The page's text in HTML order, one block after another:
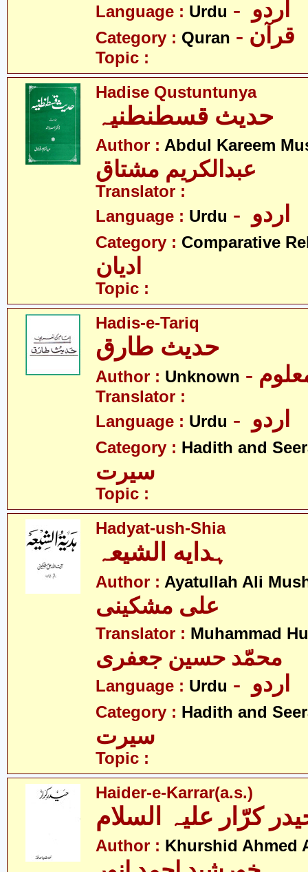
Language : Urdu
Category : Quran - قرآن
Topic :
Hadise Qustuntunya
Author : Abdul Kareem
عبدالکریم مشتاق
Translator :
Language : Urdu
Category : Comparative
ادیان
Topic :
Hadis-e-Tariq
Author : Unknown
Translator :
Language : Urdu
Category : Hadith and
سیرت
Topic :
Hadyat-ush-Shia
ہدایه الشیعہ
Author : Ayatullah Ali
علی مشکینی
Translator : Muhammad
محمّد حسین جعفری
Language : Urdu
Category : Hadith and
سیرت
Topic :
Haider-e-Karrar(a.s.)
کرّار علیہ السلام
Author : Khurshid Ahmed